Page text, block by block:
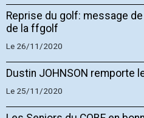
Reprise du golf: message de
de la ffgolf
Le 26/11/2020
Dustin JOHNSON remporte
Le 25/11/2020